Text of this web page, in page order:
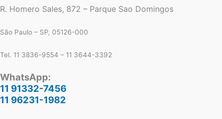
R. Homero Sales, 872 – Parque Sao Domingos
São Paulo – SP, 05126-000
Tel. 11 3836-9554 – 11 3644-3392
WhatsApp:
11 91332-7456
11 96231-1982